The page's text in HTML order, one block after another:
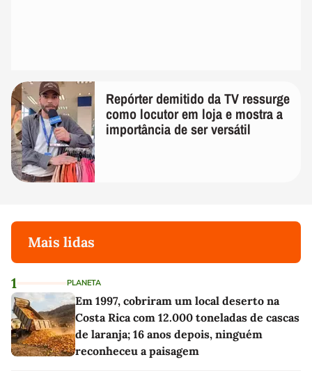
Repórter demitido da TV ressurge
como locutor em loja e mostra a
importância de ser versátil
Mais lidas
1 PLANETA
Em 1997, cobriram um local deserto na
Costa Rica com 12.000 toneladas de cascas
de laranja; 16 anos depois, ninguém
reconheceu a paisagem